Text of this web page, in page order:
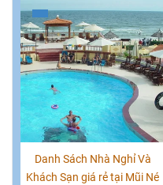
Danh Sách Nhà Nghỉ Và
Khách Sạn giá rẻ tại Mũi Né